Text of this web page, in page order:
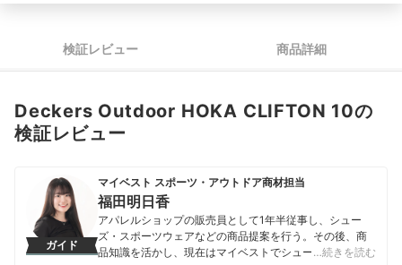
検証レビュー 商品詳細
Deckers Outdoor HOKA CLIFTON 10の
検証レビュー
ガイド
マイベスト スポーツ・アウトドア商材担当
福田明日香
アパレルショップの販売員として1年半従事し、シュー
ズ・スポーツウェアなどの商品提案を行う。その後、商
品知識を活かし、現在はマイベストでシューズ・インナ
…続きを読む